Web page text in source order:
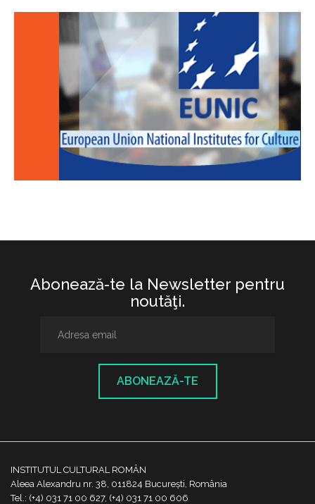
Abonează-te la Newsletter pentru
noutăţi.
ABONEAZĂ-TE
INSTITUTUL CULTURAL ROMÂN
Aleea Alexandru nr. 38, 011824 București, România
Tel.: (+4) 031 71 00 627, (+4) 031 71 00 606